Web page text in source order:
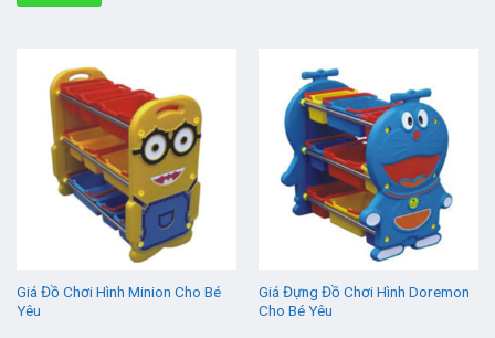
Giá Đồ Chơi Hình Minion Cho Bé
Yêu
Giá Đựng Đồ Chơi Hình Doremon
Cho Bé Yêu